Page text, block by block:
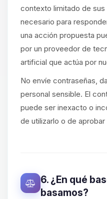
contexto limitado de
necesario para
una acción propuesta
por un proveedor de
artificial que actúa por
No envíe contraseñas,
personal sensible. El
puede ser inexacto o
de utilizarlo o de
6. ¿En qué
basamos?